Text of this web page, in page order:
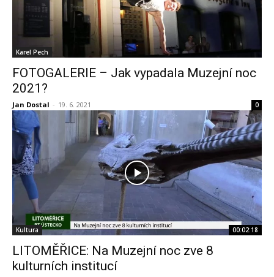
Karel Pech
FOTOGALERIE – Jak vypadala Muzejní noc
2021?
Jan Dostal - 19. 6. 2021 0
Kultura 00:02:18
LITOMĚŘICE: Na Muzejní noc zve 8
kulturních institucí